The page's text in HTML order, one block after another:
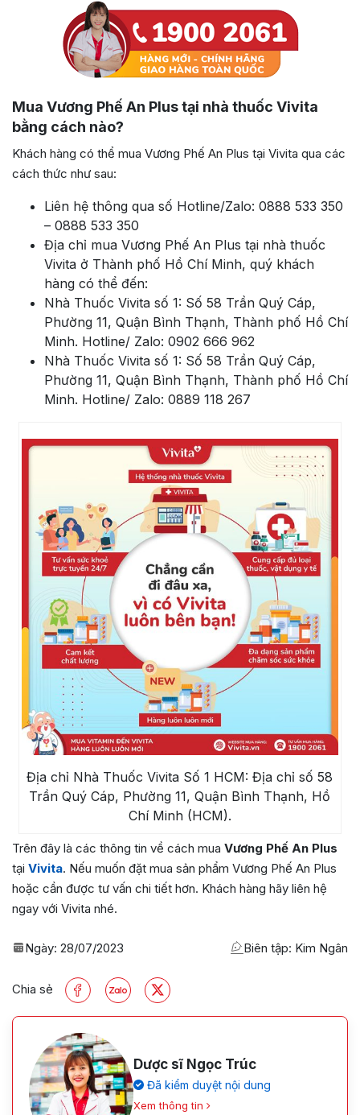
Mua Vương Phế An Plus tại nhà thuốc Vivita
bằng cách nào?
Khách hàng có thể mua Vương Phế An Plus tại Vivita qua các
cách thức như sau:
Liên hệ thông qua số Hotline/Zalo: 0888 533 350
– 0888 533 350
Địa chỉ mua Vương Phế An Plus tại nhà thuốc
Vivita ở Thành phố Hồ Chí Minh, quý khách
hàng có thể đến:
Nhà Thuốc Vivita số 1: Số 58 Trần Quý Cáp,
Phường 11, Quận Bình Thạnh, Thành phố Hồ Chí
Minh. Hotline/ Zalo: 0902 666 962
Nhà Thuốc Vivita số 1: Số 58 Trần Quý Cáp,
Phường 11, Quận Bình Thạnh, Thành phố Hồ Chí
Minh. Hotline/ Zalo: 0889 118 267
Địa chỉ Nhà Thuốc Vivita Số 1 HCM: Địa chỉ số 58
Trần Quý Cáp, Phường 11, Quận Bình Thạnh, Hồ
Chí Minh (HCM).
Trên đây là các thông tin về cách mua Vương Phế An Plus
tại Vivita. Nếu muốn đặt mua sản phẩm Vương Phế An Plus
hoặc cần được tư vấn chi tiết hơn. Khách hàng hãy liên hệ
ngay với Vivita nhé.
Ngày: 28/07/2023 Biên tập: Kim Ngân
Chia sẻ
Dược sĩ Ngọc Trúc
Đã kiểm duyệt nội dung
Xem thông tin